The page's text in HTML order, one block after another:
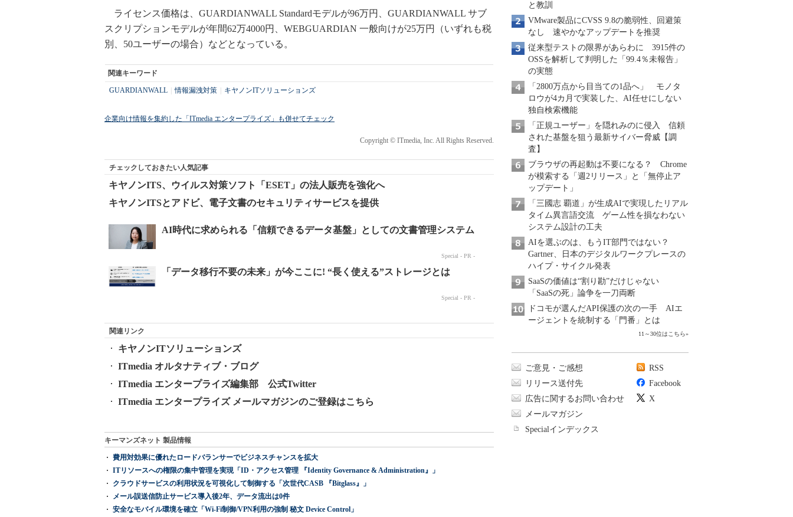
ライセンス価格は、GUARDIANWALL Standardモデルが96万円、GUARDIANWALL サブ
スクリプションモデルが年間62万4000円、WEBGUARDIAN 一般向けが25万円（いずれも税
別、50ユーザーの場合）などとなっている。
関連キーワード
GUARDIANWALL 情報漏洩対策 キヤノンITソリューションズ
企業向け情報を集約した「ITmedia エンタープライズ」も併せてチェック
Copyright © ITmedia, Inc. All Rights Reserved.
チェックしておきたい人気記事
キヤノンITS、ウイルス対策ソフト「ESET」の法人販売を強化へ
キヤノンITSとアドビ、電子文書のセキュリティサービスを提供
関連リンク
キヤノンITソリューションズ
ITmedia オルタナティブ・ブログ
ITmedia エンタープライズ編集部 公式Twitter
ITmedia エンタープライズ メールマガジンのご登録はこちら
キーマンズネット 製品情報
費用対効果に優れたロードバランサーでビジネスチャンスを拡大
ITリソースへの権限の集中管理を実現「ID・アクセス管理 『Identity Governance & Administration』」
クラウドサービスの利用状況を可視化して制御する「次世代CASB 『Bitglass』」
メール誤送信防止サービス導入後2年、データ流出は0件
安全なモバイル環境を確立「Wi-Fi制御/VPN利用の強制 秘文 Device Control」
と教訓
VMware製品にCVSS 9.8の脆弱性、回避策
なし 速やかなアップデートを推奨
従来型テストの限界があらわに 3915件の
OSSを解析して判明した「99.4％未報告」
の実態
「2800万点から目当ての1品へ」 モノタ
ロウが4カ月で実装した、AI任せにしない
独自検索機能
「正規ユーザー」を隠れみのに侵入 信頼
された基盤を狙う最新サイバー脅威【調
査】
ブラウザの再起動は不要になる？ Chrome
が模索する「週2リリース」と「無停止ア
ップデート」
「三國志 覇道」が生成AIで実現したリアル
タイム異言語交流 ゲーム性を損なわない
システム設計の工夫
AIを選ぶのは、もうIT部門ではない？
Gartner、日本のデジタルワークプレースの
ハイプ・サイクル発表
SaaSの価値は“割り勘”だけじゃない
「SaaSの死」論争を一刀両断
ドコモが選んだAPI保護の次の一手 AIエ
ージェントを統制する「門番」とは
11～30位はこちら»
ご意見・ご感想
リリース送付先
広告に関するお問い合わせ
メールマガジン
Specialインデックス
RSS
Facebook
X